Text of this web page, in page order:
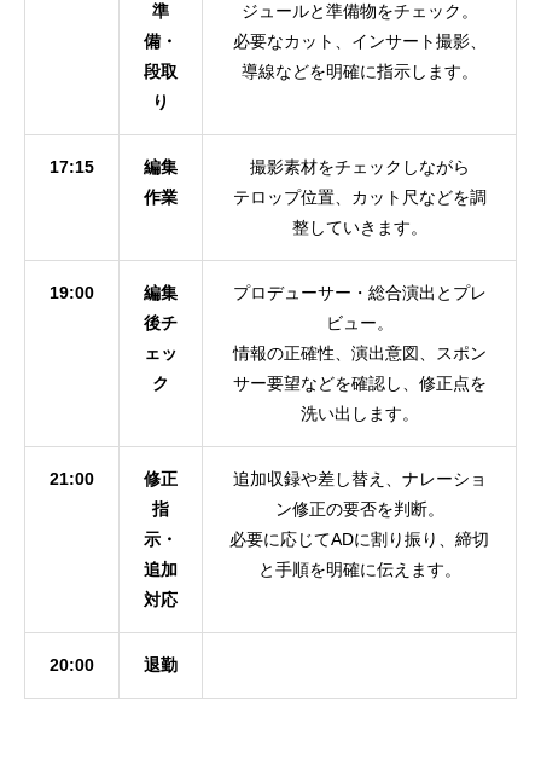
準
備・
段取
り
ジュールと準備物をチェック。
必要なカット、インサート撮影、
導線などを明確に指示します。
17:15
編集
作業
撮影素材をチェックしながら
テロップ位置、カット尺などを調
整していきます。
19:00
編集
後チ
ェッ
ク
プロデューサー・総合演出とプレ
ビュー。
情報の正確性、演出意図、スポン
サー要望などを確認し、修正点を
洗い出します。
21:00
修正
指
示・
追加
対応
追加収録や差し替え、ナレーショ
ン修正の要否を判断。
必要に応じてADに割り振り、締切
と手順を明確に伝えます。
20:00 退勤